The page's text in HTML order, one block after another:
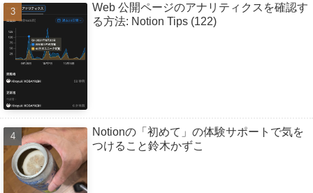
Web 公開ページのアナリティクスを確認す
る方法: Notion Tips (122)
Notionの「初めて」の体験サポートで気を
つけること鈴木かずこ